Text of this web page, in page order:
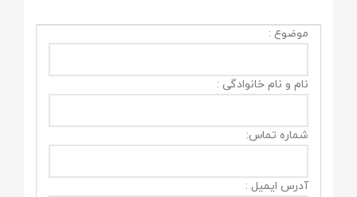
موضوع :
نام و نام خانوادگی :
شماره تماس:
آدرس ایمیل :